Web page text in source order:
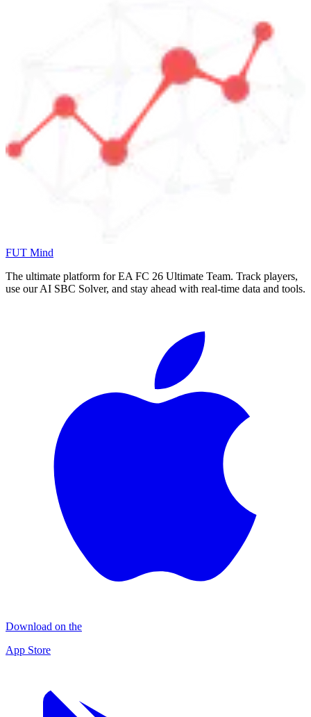
FUT Mind
The ultimate platform for EA FC 26 Ultimate Team. Track players,
use our AI SBC Solver, and stay ahead with real-time data and tools.
Download on the
App Store